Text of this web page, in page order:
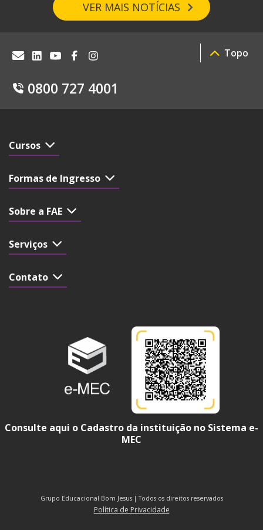
VER MAIS NOTÍCIAS
0800 727 4001
Topo
Cursos
Formas de Ingresso
Sobre a FAE
Serviços
Contato
Consulte aqui o Cadastro da instituição no Sistema e-
MEC
Grupo Educacional Bom Jesus | Todos os direitos reservados
Política de Privacidade